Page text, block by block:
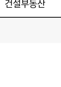
건설부동산